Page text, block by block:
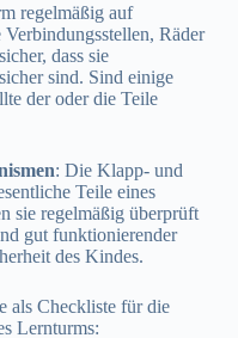
regelmäßig auf
Räder
dass sie
sind. Sind einige
der oder die Teile
: Die Klapp- und
Teile eines
sie regelmäßig überprüft
gut funktionierender
des Kindes.
als Checkliste für die
Lernturms: